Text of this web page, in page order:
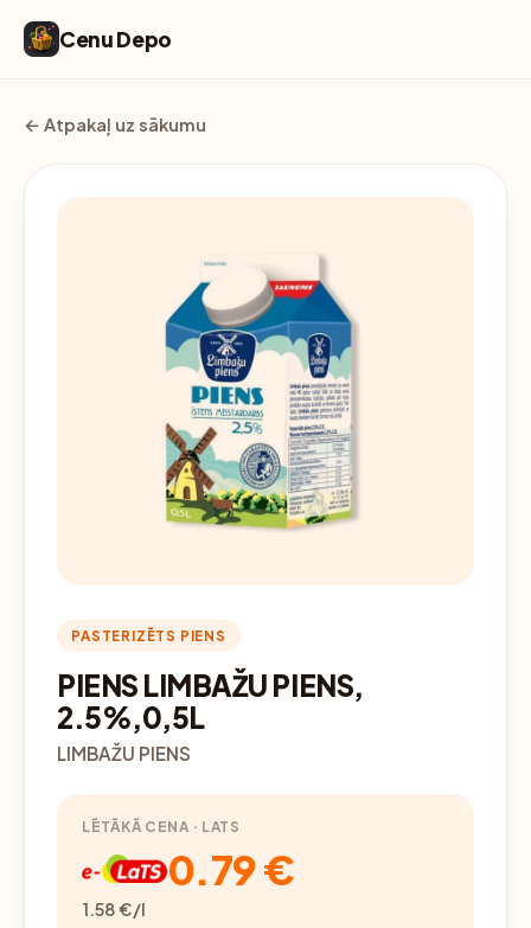
Cenu Depo
← Atpakaļ uz sākumu
PASTERIZĒTS PIENS
PIENS LIMBAŽU PIENS,
2.5%,0,5L
LIMBAŽU PIENS
LĒTĀKĀ CENA · LATS
0.79 €
1.58 €/l